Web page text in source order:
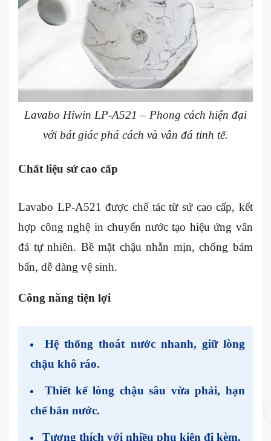
Lavabo Hiwin LP-A521 – Phong cách hiện đại
với bát giác phá cách và vân đá tinh tế.
Chất liệu sứ cao cấp
Lavabo LP-A521 được chế tác từ sứ cao cấp, kết
hợp công nghệ in chuyển nước tạo hiệu ứng vân
đá tự nhiên. Bề mặt chậu nhẵn mịn, chống bám
bẩn, dễ dàng vệ sinh.
Công năng tiện lợi
Hệ thống thoát nước nhanh, giữ lòng
chậu khô ráo.
Thiết kế lòng chậu sâu vừa phải, hạn
chế bắn nước.
Tương thích với nhiều phụ kiện đi kèm.